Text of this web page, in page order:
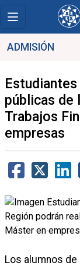
ADMISIÓN
públicas de
Trabajos
empresas
Los alumnos